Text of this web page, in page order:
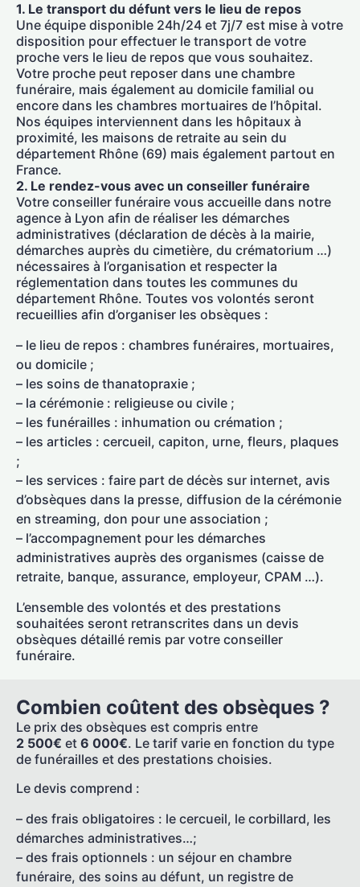
1. Le transport du défunt vers le lieu de repos
Une équipe disponible 24h/24 et 7j/7 est mise à votre
disposition pour effectuer le transport de votre
proche vers le lieu de repos que vous souhaitez.
Votre proche peut reposer dans une chambre
funéraire, mais également au domicile familial ou
encore dans les chambres mortuaires de l’hôpital.
Nos équipes interviennent dans les hôpitaux à
proximité, les maisons de retraite au sein du
département Rhône (69) mais également partout en
France.
2. Le rendez-vous avec un conseiller funéraire
Votre conseiller funéraire vous accueille dans notre
agence à Lyon afin de réaliser les démarches
administratives (déclaration de décès à la mairie,
démarches auprès du cimetière, du crématorium …)
nécessaires à l’organisation et respecter la
réglementation dans toutes les communes du
département Rhône. Toutes vos volontés seront
recueillies afin d’organiser les obsèques :
– le lieu de repos : chambres funéraires, mortuaires,
ou domicile ;
– les soins de thanatopraxie ;
– la cérémonie : religieuse ou civile ;
– les funérailles : inhumation ou crémation ;
– les articles : cercueil, capiton, urne, fleurs, plaques
;
– les services : faire part de décès sur internet, avis
d’obsèques dans la presse, diffusion de la cérémonie
en streaming, don pour une association ;
– l’accompagnement pour les démarches
administratives auprès des organismes (caisse de
retraite, banque, assurance, employeur, CPAM …).
L’ensemble des volontés et des prestations
souhaitées seront retranscrites dans un devis
obsèques détaillé remis par votre conseiller
funéraire.
Combien coûtent des obsèques ?
Le prix des obsèques est compris entre
2 500€ et 6 000€. Le tarif varie en fonction du type
de funérailles et des prestations choisies.
Le devis comprend :
– des frais obligatoires : le cercueil, le corbillard, les
démarches administratives…;
– des frais optionnels : un séjour en chambre
funéraire, des soins au défunt, un registre de